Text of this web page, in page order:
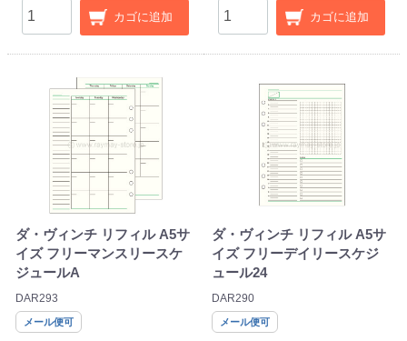
カゴに追加 カゴに追加
ダ・ヴィンチ リフィル A5サ
イズ フリーマンスリースケ
ジュールA
DAR293
メール便可
ダ・ヴィンチ リフィル A5サ
イズ フリーデイリースケジ
ュール24
DAR290
メール便可